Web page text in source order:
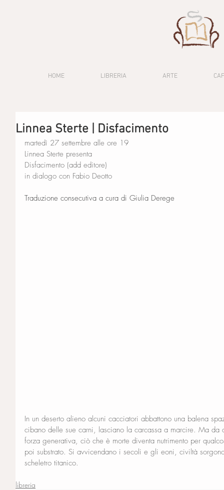
HOME LIBRERIA ARTE
Linnea Sterte | Disfacimento
martedì 27 settembre alle ore 19
Linnea Sterte presenta
Disfacimento (add editore)
in dialogo con Fabio Deotto
Traduzione consecutiva a cura di Giulia Derege
In un deserto alieno alcuni cacciatori abbattono una balena
cibano delle sue carni, lasciano la carcassa a marcire. Ma
forza generativa, ciò che è morte diventa nutrimento per
poi substrato. Si avvicendano i secoli e gli eoni, civiltà
scheletro titanico.
libreria